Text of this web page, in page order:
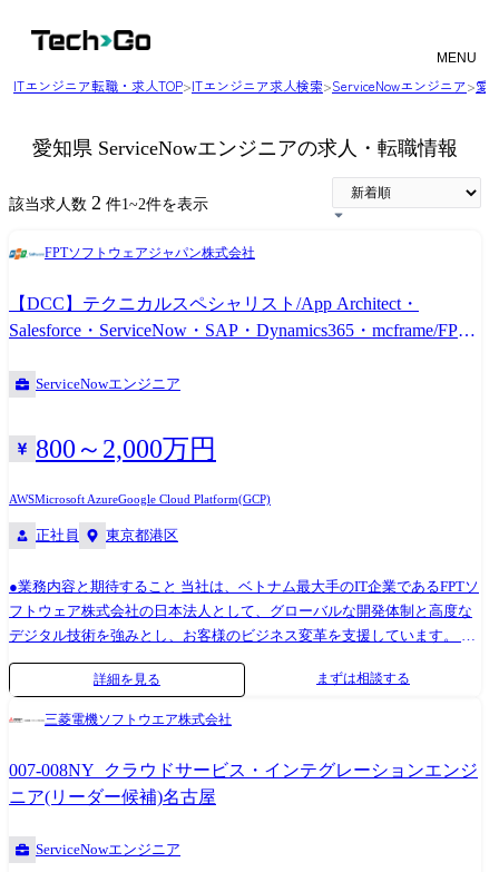
MENU
ITエンジニア転職・求人TOP>ITエンジニア求人検索>ServiceNowエンジニア>愛
愛知県 ServiceNowエンジニアの求人・転職情報
該当求人数 2 件1~2件を表示
FPTソフトウェアジャパン株式会社
【DCC】テクニカルスペシャリスト/App Architect・
Salesforce・ServiceNow・SAP・Dynamics365・mcframe/FPT
ServiceNowエンジニア
800～2,000万円
AWSMicrosoft AzureGoogle Cloud Platform(GCP)
正社員 東京都港区
●業務内容と期待すること 当社は、ベトナム最大手のIT企業であるFPTソ
フトウェア株式会社の日本法人として、グローバルな開発体制と高度な
デジタル技術を強みとし、お客様のビジネス変革を支援しています。 本
ポジションでは、クラウドアプリケーション、ERP、Salesforce等、様々
なテクニカルスペシャリスト/アーキテクトとして、大規模システムの設
ジェクトチーム全体を技術面から牽引し、高品質なシステム構築を推進
していくことを期待しています。 また将来的には、技術的な専門知識や
割を担っていただく可能性もあります。 ●募集ポジション ①クラウドア
詳細を見る まずは相談する
三菱電機ソフトウエア株式会社
007-008NY_クラウドサービス・インテグレーションエンジ
ニア(リーダー候補)名古屋
ServiceNowエンジニア